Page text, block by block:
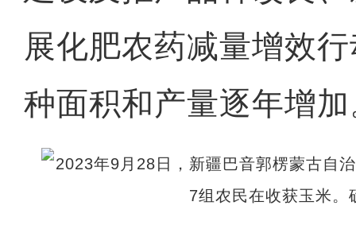
展化肥农药减量增效
种面积和产量逐年增